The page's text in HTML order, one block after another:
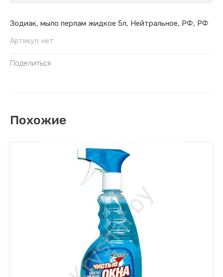
Зодиак, мыло перлам жидкое 5л, Нейтральное, РФ, РФ
Артикул: нет
Поделиться
Похожие